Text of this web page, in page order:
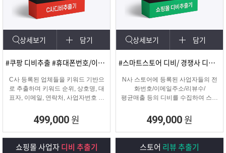
상세보기 담기
#쿠팡 디비추출 #휴대폰번호/이메일
C사 등록된 업체들을 키워드 기반으
로 추출하며 키워드 순위, 상호명, 대
표자, 이메일, 연락처, 사업자번호 등
추출해주는 프로그램
499,000 원
상세보기 담기
#스마트스토어 디비/ 경쟁사 디비 분석
N사 스토어에 등록된 사업자들의 전
화번호/이메일주소/리뷰수/
평균매출 등의 디비를 수집하여 스토
경쟁사 분석에 탁월한 프로그램입니
다.
499,000 원
쇼핑몰 사업자디비 추출기 스토어 리뷰 추출기